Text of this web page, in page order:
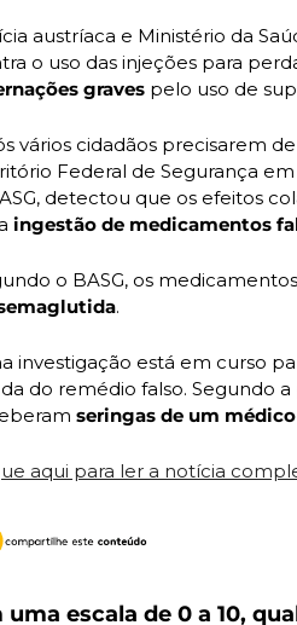
austríaca e Ministério da
graves pelo uso de
vários cidadãos precisarem
Federal de Segurança
detectou que os efeitos
ingestão de medicamentos
o BASG, os
.
investigação está em curso
do remédio falso. Segundo
seringas de um médico
aqui para ler a notícia
uma escala de 0 a 10,